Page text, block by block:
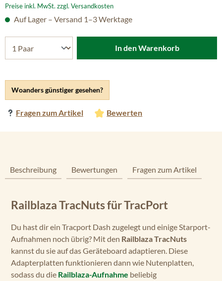
Preise inkl. MwSt. zzgl. Versandkosten
Woanders günstiger gesehen?
Fragen zum Artikel Bewerten
Auf Lager – Versand 1–3 Werktage
In den Warenkorb
Beschreibung Bewertungen Fragen zum Artikel
Railblaza TracNuts für TracPort
Du hast dir ein Tracport Dash zugelegt und einige Starport-
Aufnahmen noch übrig? Mit den Railblaza TracNuts
kannst du sie auf das Geräteboard adaptieren. Diese
Adapterplatten funktionieren dann wie Nutenplatten,
sodass du die Railblaza-Aufnahme beliebig